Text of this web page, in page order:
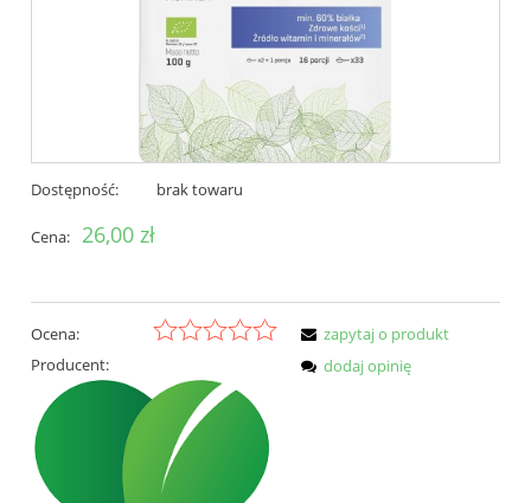
Dostępność: brak towaru
Cena: 26,00 zł
Ocena:
Producent:
zapytaj o produkt
dodaj opinię